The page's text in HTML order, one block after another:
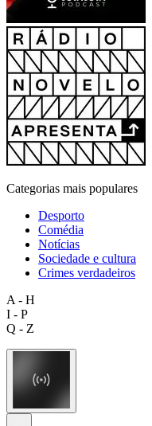
Categorias mais populares
Desporto
Comédia
Notícias
Sociedade e cultura
Crimes verdadeiros
A - H
I - P
Q - Z